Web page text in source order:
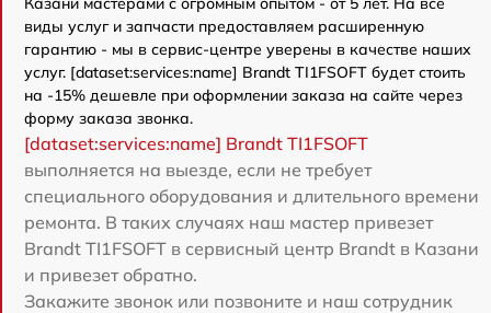
виды услуг и запчасти предоставляем расширенную
гарантию - мы в сервис-центре уверены в качестве наших
услуг. [dataset:services:name] Brandt TI1FSOFT будет стоить
на -15% дешевле при оформлении заказа на сайте через
форму заказа звонка.
[dataset:services:name] Brandt TI1FSOFT
выполняется на выезде, если не требует
специального оборудования и длительного времени
ремонта. В таких случаях наш мастер привезет
Brandt TI1FSOFT в сервисный центр Brandt в Казани
и привезет обратно.
Закажите звонок или позвоните и наш сотрудник